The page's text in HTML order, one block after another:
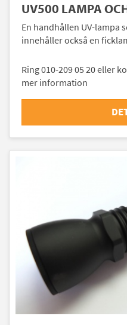
UV500 LAMPA
En handhållen UV-lampa
innehåller också en
Ring 010-209 05 20 eller
mer information